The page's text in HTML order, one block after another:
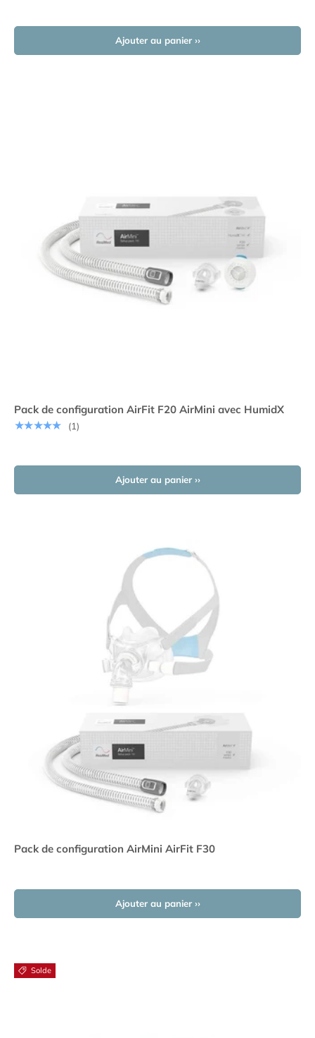
Ajouter au panier ››
Pack de configuration AirFit F20 AirMini avec HumidX
★★★★★
(1)
Ajouter au panier ››
Pack de configuration AirMini AirFit F30
Ajouter au panier ››
Solde